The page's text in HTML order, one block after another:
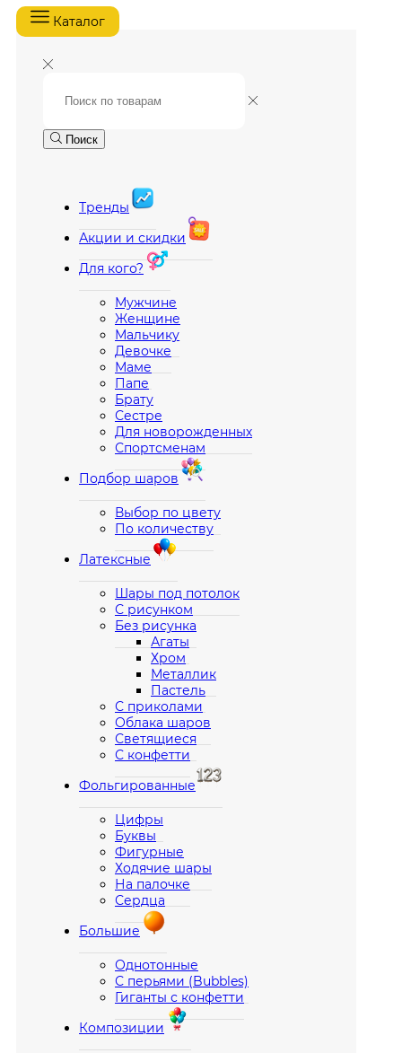
Каталог
Поиск
Тренды
Акции и скидки
Для кого?
Мужчине
Женщине
Мальчику
Девочке
Маме
Папе
Брату
Сестре
Для новорожденных
Спортсменам
Подбор шаров
Выбор по цвету
По количеству
Латексные
Шары под потолок
С рисунком
Без рисунка
Агаты
Хром
Металлик
Пастель
С приколами
Облака шаров
Светящиеся
С конфетти
Фольгированные
Цифры
Буквы
Фигурные
Ходячие шары
На палочке
Сердца
Большие
Однотонные
С перьями (Bubbles)
Гиганты с конфетти
Композиции